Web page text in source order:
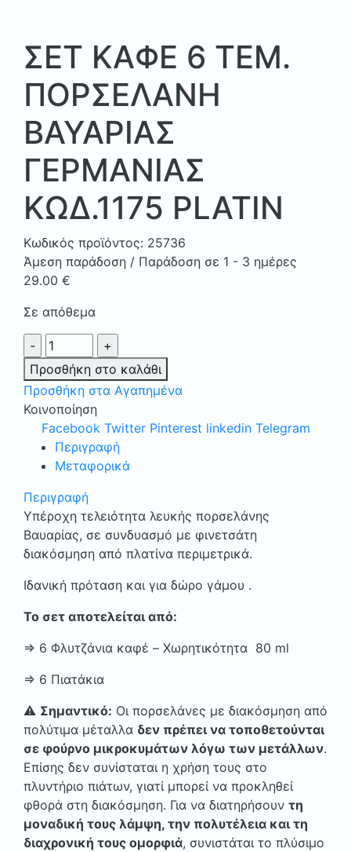
ΣΕΤ ΚΑΦΕ 6 ΤΕΜ.
ΠΟΡΣΕΛΑΝΗ
ΒΑΥΑΡΙΑΣ
ΓΕΡΜΑΝΙΑΣ
ΚΩΔ.1175 PLATIN
Κωδικός προϊόντος: 25736
Άμεση παράδοση / Παράδοση σε 1 - 3 ημέρες
29.00 €
Σε απόθεμα
ΣΕΤ
ΚΑΦΕ
6
ΤΕΜ.
ΠΟΡΣΕΛΑΝΗ
ΒΑΥΑΡΙΑΣ
ΓΕΡΜΑΝΙΑΣ
ΚΩΔ.1175
PLATIN
ποσότητα
Προσθήκη στο καλάθι
Προσθήκη στα Αγαπημένα
Κοινοποίηση
Facebook Twitter Pinterest linkedin Telegram
Περιγραφή
Μεταφορικά
Περιγραφή
Υπέροχη τελειότητα λευκής πορσελάνης
Βαυαρίας, σε συνδυασμό με φινετσάτη
διακόσμηση από πλατίνα περιμετρικά.
Ιδανική πρόταση και για δώρο γάμου .
Το σετ αποτελείται από:
⇒ 6 Φλυτζάνια καφέ – Xωρητικότητα 80 ml
⇒ 6 Πιατάκια
⚠️ Σημαντικό: Οι πορσελάνες με διακόσμηση από
πολύτιμα μέταλλα δεν πρέπει να τοποθετούνται
σε φούρνο μικροκυμάτων λόγω των μετάλλων.
Επίσης δεν συνίσταται η χρήση τους στο
πλυντήριο πιάτων, γιατί μπορεί να προκληθεί
φθορά στη διακόσμηση. Για να διατηρήσουν τη
μοναδική τους λάμψη, την πολυτέλεια και τη
διαχρονική τους ομορφιά, συνιστάται το πλύσιμο